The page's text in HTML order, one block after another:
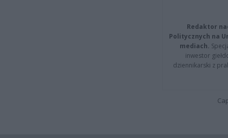
Redaktor
Politycznych na
mediach.
inwestor
dziennikarski z